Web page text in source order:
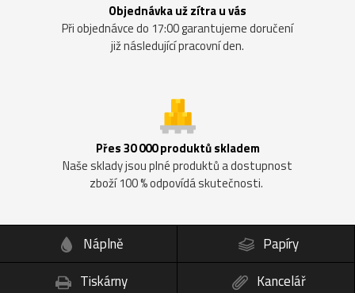
Objednávka už zítra u vás
Při objednávce do 17:00 garantujeme doručení
již následující pracovní den.
Přes 30 000 produktů skladem
Naše sklady jsou plné produktů a dostupnost
zboží 100 % odpovídá skutečnosti.
Náplně
Papíry
Tiskárny
Kancelář